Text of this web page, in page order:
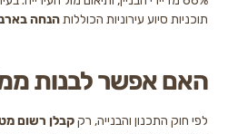
עירוניות הכוללותהנחה בארנונה
לבנות ממ"ד
והבנייה, רקקבלן רשום מטעם משרד